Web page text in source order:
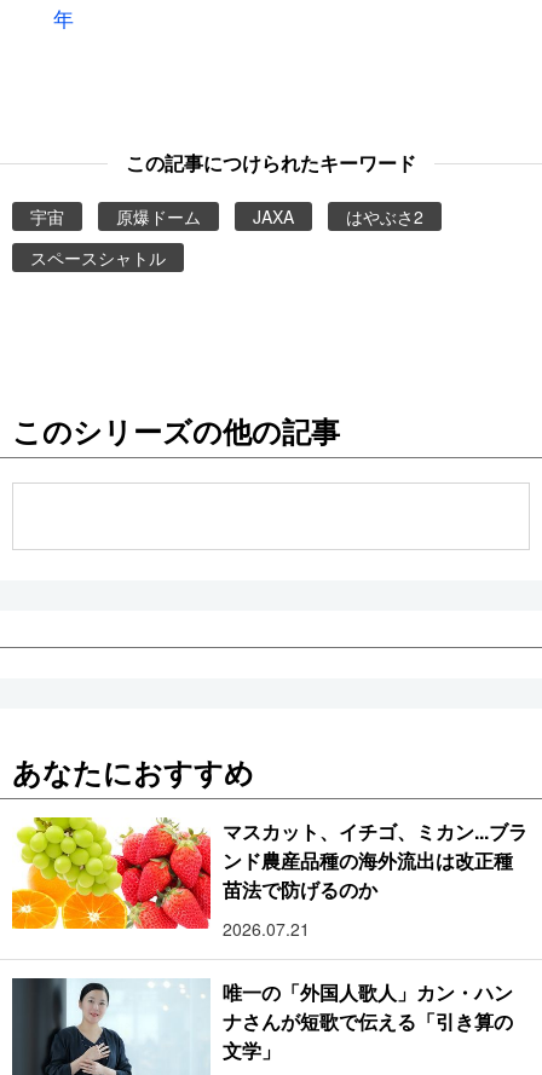
年
この記事につけられたキーワード
宇宙 原爆ドーム JAXA
はやぶさ2
スペースシャトル
このシリーズの他の記事
あなたにおすすめ
マスカット、イチゴ、ミカン...ブラ
ンド農産品種の海外流出は改正種
苗法で防げるのか
2026.07.21
唯一の「外国人歌人」カン・ハン
ナさんが短歌で伝える「引き算の
文学」